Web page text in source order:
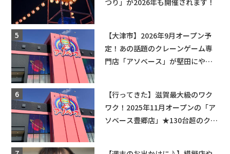
つり」が2026年も開催されます！
【大津市】2026年9月オープン予
定！あの話題のクレーンゲーム専
門店「アソベース」が堅田にやっ
【行ってきた】滋賀最大級のワク
ワク！2025年11月オープンの「ア
ソベース豊郷店」★130台超のクレ